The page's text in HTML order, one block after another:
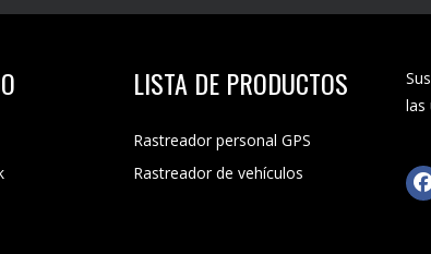
LISTA DE PRODUCTOS
Rastreador personal GPS
Rastreador de vehículos
las